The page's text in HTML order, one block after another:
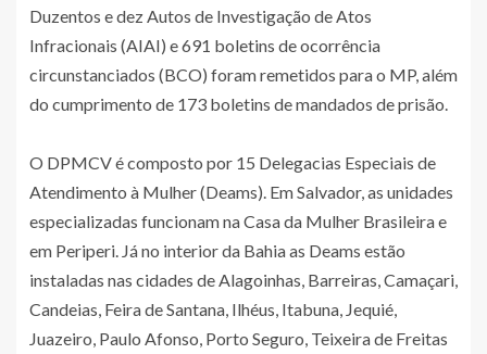
Duzentos e dez Autos de Investigação de Atos
Infracionais (AIAI) e 691 boletins de ocorrência
circunstanciados (BCO) foram remetidos para o MP, além
do cumprimento de 173 boletins de mandados de prisão.
O DPMCV é composto por 15 Delegacias Especiais de
Atendimento à Mulher (Deams). Em Salvador, as unidades
especializadas funcionam na Casa da Mulher Brasileira e
em Periperi. Já no interior da Bahia as Deams estão
instaladas nas cidades de Alagoinhas, Barreiras, Camaçari,
Candeias, Feira de Santana, Ilhéus, Itabuna, Jequié,
Juazeiro, Paulo Afonso, Porto Seguro, Teixeira de Freitas